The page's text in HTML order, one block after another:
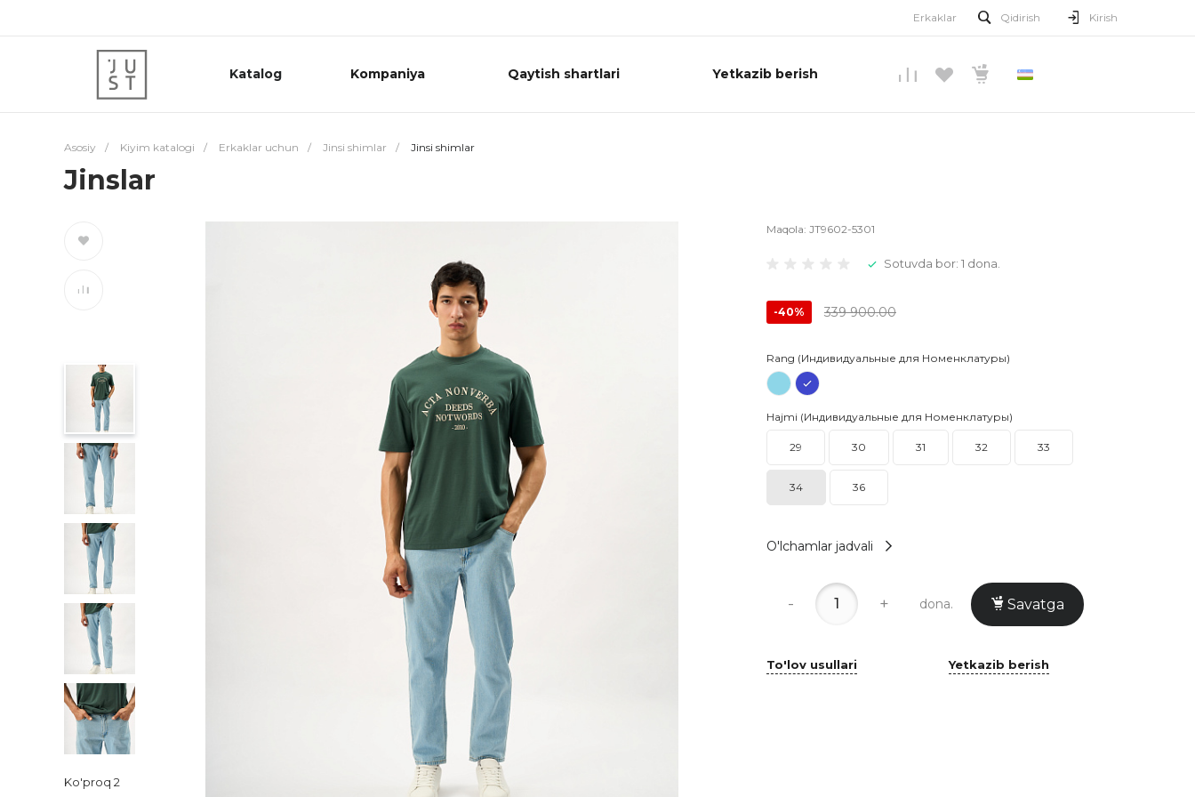
Erkaklar Qidirish Kirish
Katalog Kompaniya Qaytish shartlari Yetkazib berish
Asosiy / Kiyim katalogi / Erkaklar uchun / Jinsi shimlar / Jinsi shimlar
Jinslar
Ko'proq 2
Maqola: JT9602-5301
Sotuvda bor: 1 dona.
-40% 339 900.00
Rang (Индивидуальные для Номенклатуры)
Hajmi (Индивидуальные для Номенклатуры)
29 30 31 32 33
34 36
O'lchamlar jadvali
- + dona. Savatga
To'lov usullari Yetkazib berish